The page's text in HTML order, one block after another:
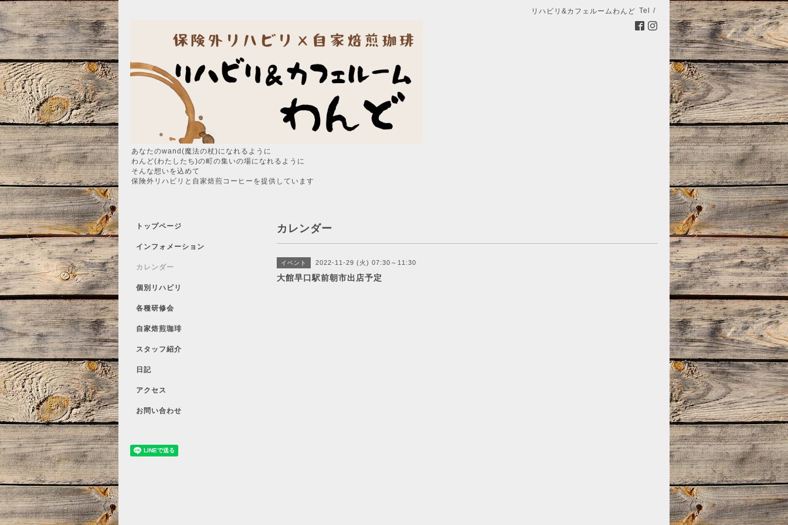
リハビリ&カフェルームわんど Tel /
あなたのwand(魔法の杖)になれるように
わんど(わたしたち)の町の集いの場になれるように
そんな想いを込めて
保険外リハビリと自家焙煎コーヒーを提供しています
カレンダー
イベント 2022-11-29 (火) 07:30～11:30
大館早口駅前朝市出店予定
トップページ
インフォメーション
カレンダー
個別リハビリ
各種研修会
自家焙煎珈琲
スタッフ紹介
日記
アクセス
お問い合わせ